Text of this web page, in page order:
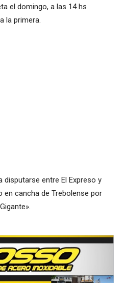
el domingo, a las 14 hs
la primera.
disputarse entre El Expreso y
en cancha de Trebolense por